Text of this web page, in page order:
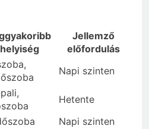
helyiség
Jellemző
előfordulás
Napi szinten
Hetente
Napi szinten